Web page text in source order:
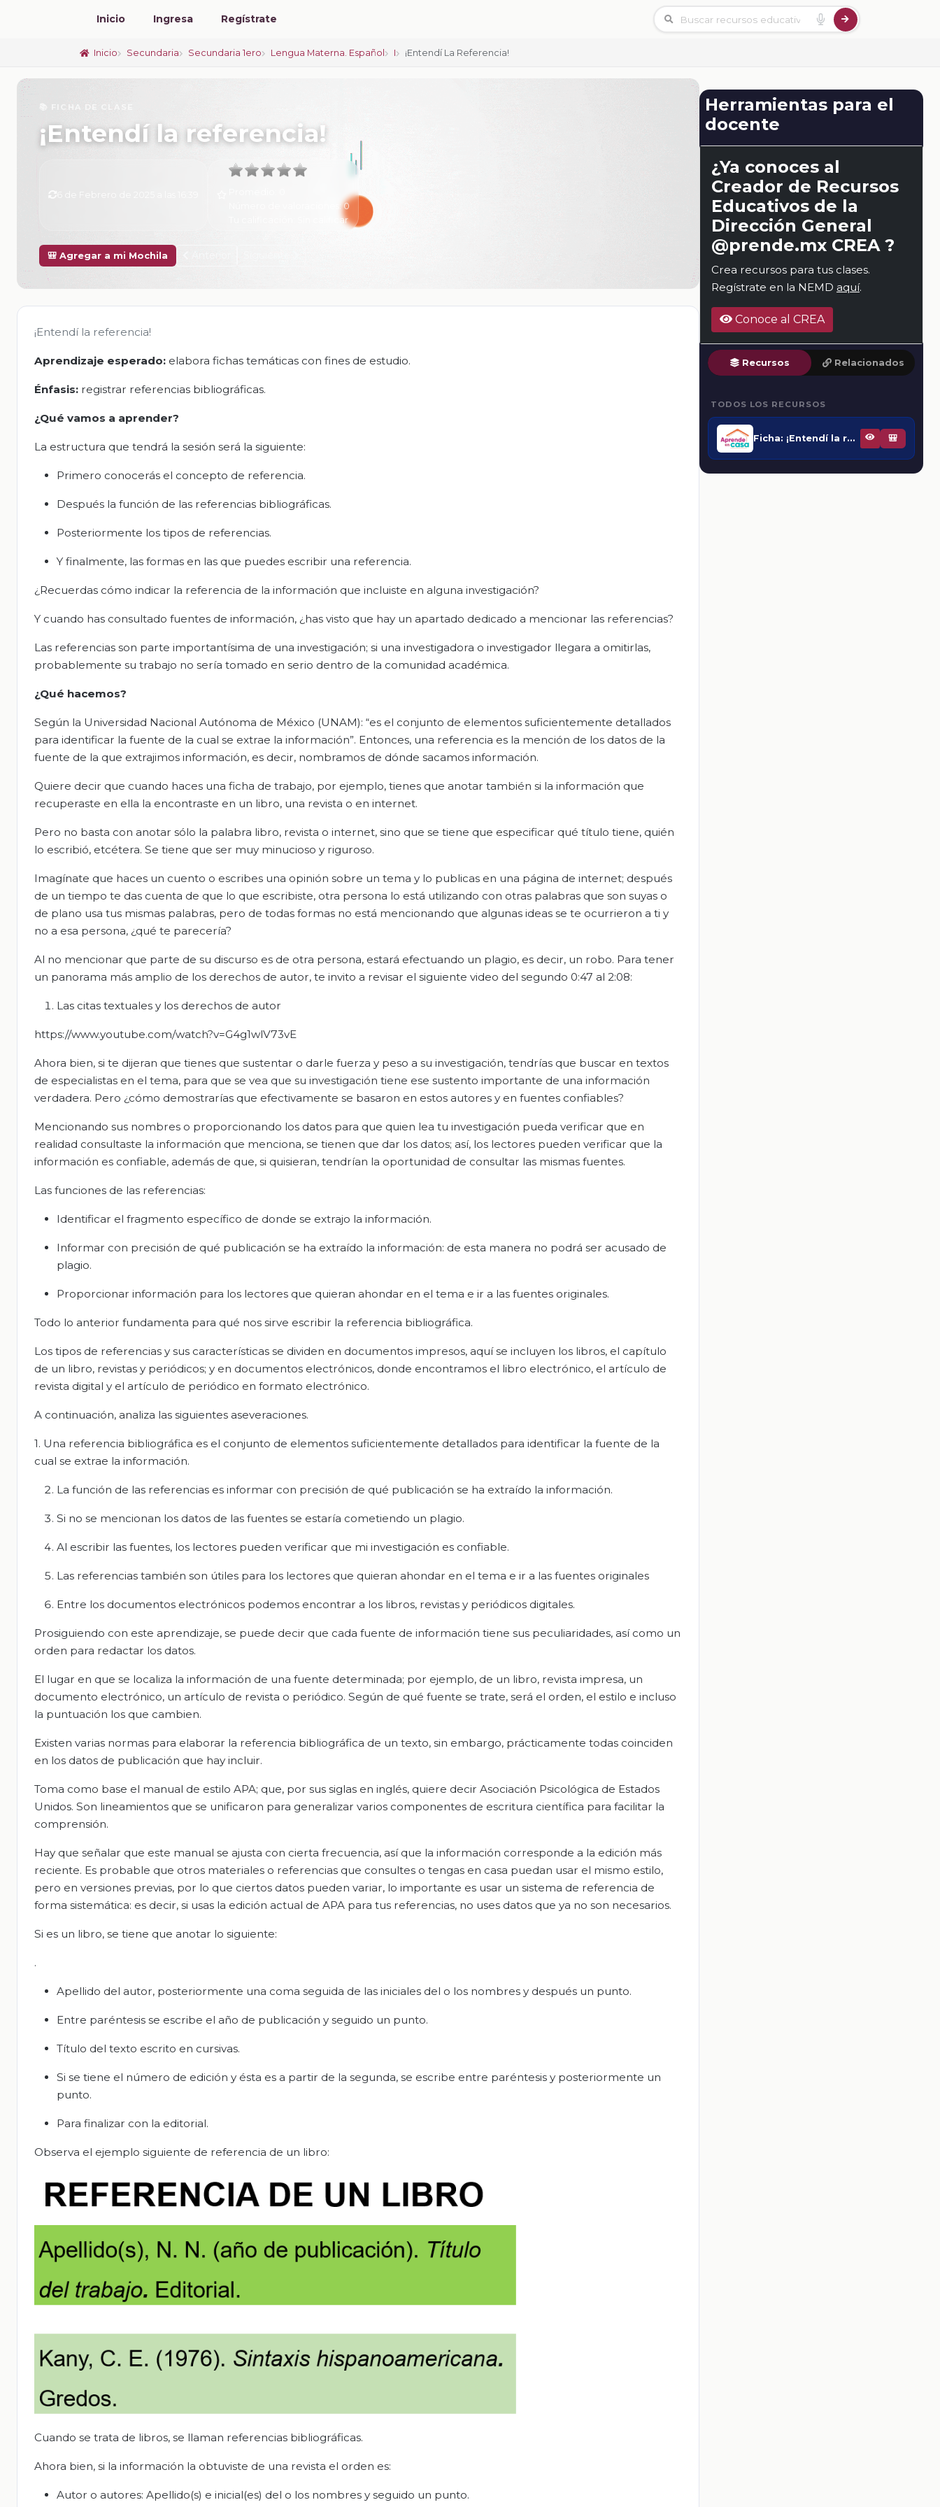
Inicio Ingresa Regístrate
Inicio Secundaria Secundaria 1ero Lengua Materna. Español I ¡Entendí La Referencia!
📚 FICHA DE CLASE
¡Entendí la referencia!
Número de valoraciones:0
Sin calificar
🎒 Agregar a mi Mochila
¡Entendí la referencia!
Aprendizaje esperado: elabora fichas temáticas con fines de estudio.
Énfasis: registrar referencias bibliográficas.
¿Qué vamos a aprender?
La estructura que tendrá la sesión será la siguiente:
Primero conocerás el concepto de referencia.
Después la función de las referencias bibliográficas.
Posteriormente los tipos de referencias.
Y finalmente, las formas en las que puedes escribir una referencia.
¿Recuerdas cómo indicar la referencia de la información que incluiste en alguna investigación?
Y cuando has consultado fuentes de información, ¿has visto que hay un apartado dedicado a mencionar las referencias?
Las referencias son parte importantísima de una investigación; si una investigadora o investigador llegara a omitirlas,
probablemente su trabajo no sería tomado en serio dentro de la comunidad académica.
¿Qué hacemos?
Según la Universidad Nacional Autónoma de México (UNAM): “es el conjunto de elementos suficientemente detallados
para identificar la fuente de la cual se extrae la información”. Entonces, una referencia es la mención de los datos de la
fuente de la que extrajimos información, es decir, nombramos de dónde sacamos información.
Quiere decir que cuando haces una ficha de trabajo, por ejemplo, tienes que anotar también si la información que
recuperaste en ella la encontraste en un libro, una revista o en internet.
Pero no basta con anotar sólo la palabra libro, revista o internet, sino que se tiene que especificar qué título tiene, quién
lo escribió, etcétera. Se tiene que ser muy minucioso y riguroso.
Imagínate que haces un cuento o escribes una opinión sobre un tema y lo publicas en una página de internet; después
de un tiempo te das cuenta de que lo que escribiste, otra persona lo está utilizando con otras palabras que son suyas o
de plano usa tus mismas palabras, pero de todas formas no está mencionando que algunas ideas se te ocurrieron a ti y
no a esa persona, ¿qué te parecería?
Al no mencionar que parte de su discurso es de otra persona, estará efectuando un plagio, es decir, un robo. Para tener
un panorama más amplio de los derechos de autor, te invito a revisar el siguiente video del segundo 0:47 al 2:08:
Las citas textuales y los derechos de autor
https://www.youtube.com/watch?v=G4g1wlV73vE
Ahora bien, si te dijeran que tienes que sustentar o darle fuerza y peso a su investigación, tendrías que buscar en textos
de especialistas en el tema, para que se vea que su investigación tiene ese sustento importante de una información
verdadera. Pero ¿cómo demostrarías que efectivamente se basaron en estos autores y en fuentes confiables?
Mencionando sus nombres o proporcionando los datos para que quien lea tu investigación pueda verificar que en
realidad consultaste la información que menciona, se tienen que dar los datos; así, los lectores pueden verificar que la
información es confiable, además de que, si quisieran, tendrían la oportunidad de consultar las mismas fuentes.
Las funciones de las referencias:
Identificar el fragmento específico de donde se extrajo la información.
Informar con precisión de qué publicación se ha extraído la información: de esta manera no podrá ser acusado de
plagio.
Proporcionar información para los lectores que quieran ahondar en el tema e ir a las fuentes originales.
Todo lo anterior fundamenta para qué nos sirve escribir la referencia bibliográfica.
Los tipos de referencias y sus características se dividen en documentos impresos, aquí se incluyen los libros, el capítulo
de un libro, revistas y periódicos; y en documentos electrónicos, donde encontramos el libro electrónico, el artículo de
revista digital y el artículo de periódico en formato electrónico.
A continuación, analiza las siguientes aseveraciones.
1. Una referencia bibliográfica es el conjunto de elementos suficientemente detallados para identificar la fuente de la
cual se extrae la información.
La función de las referencias es informar con precisión de qué publicación se ha extraído la información.
Si no se mencionan los datos de las fuentes se estaría cometiendo un plagio.
Al escribir las fuentes, los lectores pueden verificar que mi investigación es confiable.
Las referencias también son útiles para los lectores que quieran ahondar en el tema e ir a las fuentes originales
Entre los documentos electrónicos podemos encontrar a los libros, revistas y periódicos digitales.
Prosiguiendo con este aprendizaje, se puede decir que cada fuente de información tiene sus peculiaridades, así como un
orden para redactar los datos.
El lugar en que se localiza la información de una fuente determinada; por ejemplo, de un libro, revista impresa, un
documento electrónico, un artículo de revista o periódico. Según de qué fuente se trate, será el orden, el estilo e incluso
la puntuación los que cambien.
Existen varias normas para elaborar la referencia bibliográfica de un texto, sin embargo, prácticamente todas coinciden
en los datos de publicación que hay incluir.
Toma como base el manual de estilo APA; que, por sus siglas en inglés, quiere decir Asociación Psicológica de Estados
Unidos. Son lineamientos que se unificaron para generalizar varios componentes de escritura científica para facilitar la
comprensión.
Hay que señalar que este manual se ajusta con cierta frecuencia, así que la información corresponde a la edición más
reciente. Es probable que otros materiales o referencias que consultes o tengas en casa puedan usar el mismo estilo,
pero en versiones previas, por lo que ciertos datos pueden variar, lo importante es usar un sistema de referencia de
forma sistemática: es decir, si usas la edición actual de APA para tus referencias, no uses datos que ya no son necesarios.
Si es un libro, se tiene que anotar lo siguiente:
.
Apellido del autor, posteriormente una coma seguida de las iniciales del o los nombres y después un punto.
Entre paréntesis se escribe el año de publicación y seguido un punto.
Título del texto escrito en cursivas.
Si se tiene el número de edición y ésta es a partir de la segunda, se escribe entre paréntesis y posteriormente un
punto.
Para finalizar con la editorial.
Observa el ejemplo siguiente de referencia de un libro:
Cuando se trata de libros, se llaman referencias bibliográficas.
Ahora bien, si la información la obtuviste de una revista el orden es:
Autor o autores: Apellido(s) e inicial(es) del o los nombres y seguido un punto.
Herramientas para el
docente
¿Ya conoces al
Creador de Recursos
Educativos de la
Dirección General
@prende.mx CREA ?
Crea recursos para tus clases.
Regístrate en la NEMD aquí.
Conoce al CREA
Recursos Relacionados
TODOS LOS RECURSOS
Ficha: ¡Entendí la referencia! 🎒